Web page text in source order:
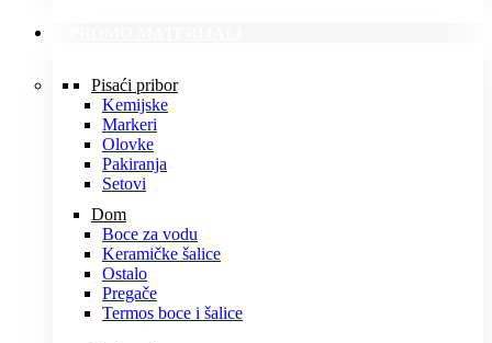
Pisaći pribor
Kemijske
Markeri
Olovke
Pakiranja
Setovi
Dom
Boce za vodu
Keramičke šalice
Ostalo
Pregače
Termos boce i šalice